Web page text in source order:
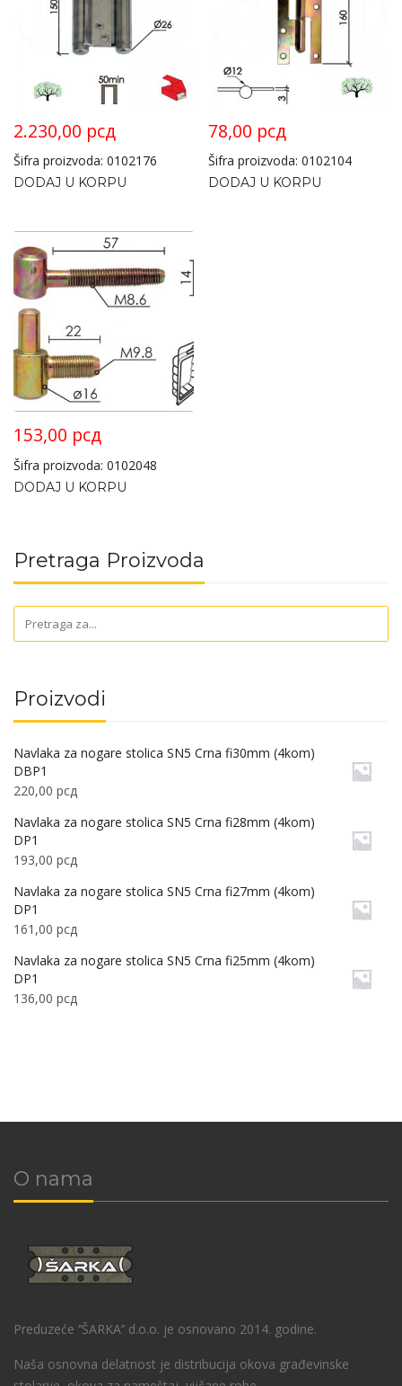
2.230,00 рсд
Šifra proizvoda: 0102176
DODAJ U KORPU
78,00 рсд
Šifra proizvoda: 0102104
DODAJ U KORPU
153,00 рсд
Šifra proizvoda: 0102048
DODAJ U KORPU
Pretraga Proizvoda
Proizvodi
Navlaka za nogare stolica SN5 Crna fi30mm (4kom)
DBP1
220,00 рсд
Navlaka za nogare stolica SN5 Crna fi28mm (4kom)
DP1
193,00 рсд
Navlaka za nogare stolica SN5 Crna fi27mm (4kom)
DP1
161,00 рсд
Navlaka za nogare stolica SN5 Crna fi25mm (4kom)
DP1
136,00 рсд
O nama
Preduzeće ‘’ŠARKA’’ d.o.o. je osnovano 2014. godine.
Naša osnovna delatnost je distribucija okova građevinske